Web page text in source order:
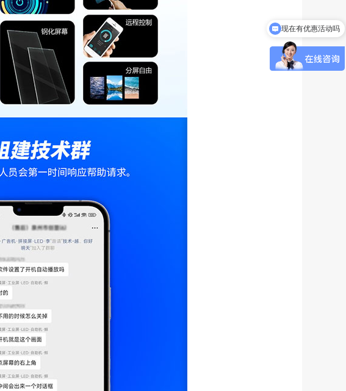
可以介绍下你们的产品么
现在有优惠活动吗